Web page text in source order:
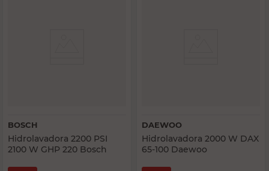
BOSCH
Hidrolavadora 2200 PSI
2100 W GHP 220 Bosch
DAEWOO
Hidrolavadora 2000 W DAX
65-100 Daewoo